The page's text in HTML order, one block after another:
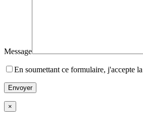
Message
En soumettant ce formulaire, j'accepte la
×